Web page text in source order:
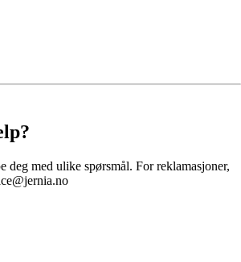
deg med ulike spørsmål. For reklamasjoner,